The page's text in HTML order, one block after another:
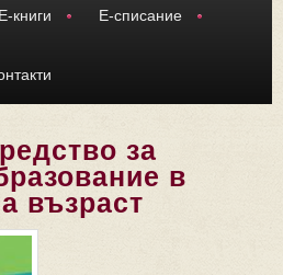
Е-книги Е-списание
за
в
възраст